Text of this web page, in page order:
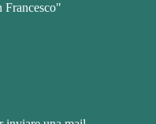
Francesco"